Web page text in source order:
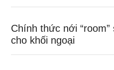
Chính thức nới
cho khối ngoại